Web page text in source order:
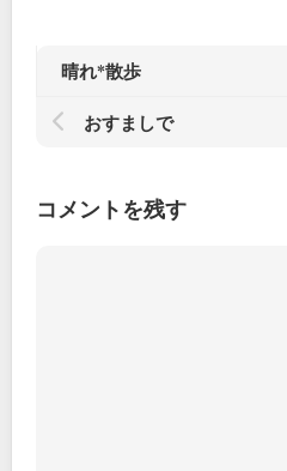
晴れ*散歩
おすましで
コメントを残す